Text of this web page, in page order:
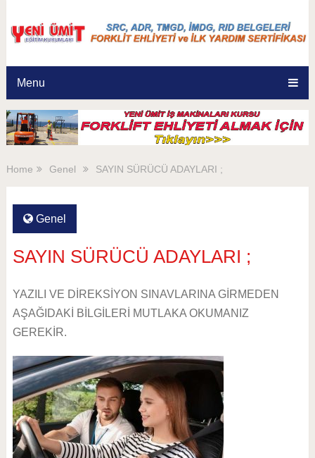
Menu
Home Genel SAYIN SÜRÜCÜ ADAYLARI ;
Genel
SAYIN SÜRÜCÜ ADAYLARI ;
YAZILI VE DİREKSİYON SINAVLARINA GİRMEDEN
AŞAĞIDAKİ BİLGİLERİ MUTLAKA OKUMANIZ
GEREKİR.